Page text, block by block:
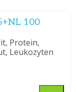
100
Protein,
Leukozyten